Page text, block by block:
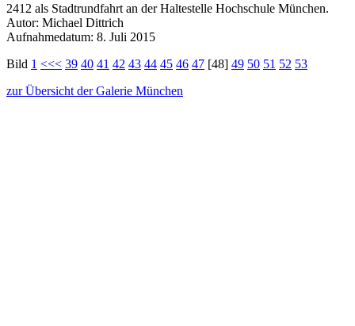
2412 als Stadtrundfahrt an der Haltestelle Hochschule München.
Autor: Michael Dittrich
Aufnahmedatum: 8. Juli 2015
Bild 1 <<< 39 40 41 42 43 44 45 46 47 [48] 49 50 51 52 53
zur Übersicht der Galerie München